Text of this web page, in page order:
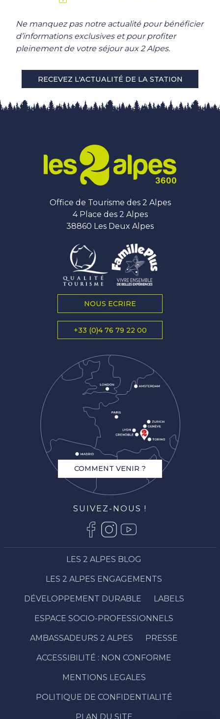
Ne manquez pas notre actualité pour bénéficier
d’informations exclusives et pour profiter
pleinement de votre séjour aux 2 Alpes.
RECEVEZ L'ACTUALITÉ DE LA STATION
Office de Tourisme des 2 Alpes
4 Place des 2 Alpes
38860 Les Deux Alpes
NOUS ECRIRE
+33 (0)4 76 79 22 00
COMMENT VENIR ?
SUIVEZ-NOUS !
LES 2 ALPES BLOG
LES 2 ALPES ENGAGEMENTS
DÉVELOPPEMENT DURABLE LABELS
ESPACE SOCIO-PROFESSIONNELS
AMBASSADEURS 2 ALPES PRESSE
ACCESSIBILITÉ : NON CONFORME
MENTIONS LEGALES
POLITIQUE DE CONFIDENTIALITÉ
PLAN DU SITE